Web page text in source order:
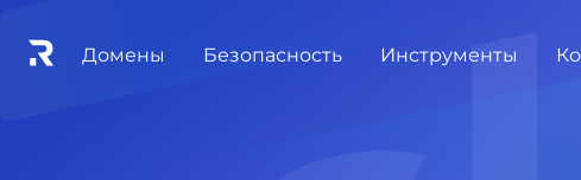
Домены Безопасность Инструменты